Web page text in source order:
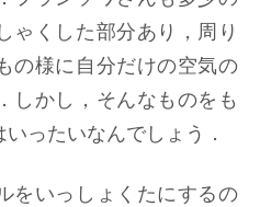
ゃくした部分あり，周り
の様に自分だけの空気の
しかし，そんなものをも
ったいなんでしょう．
をいっしょくたにするの